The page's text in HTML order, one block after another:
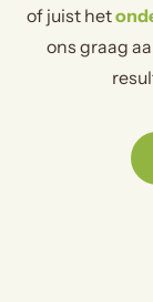
of juist het
ons graag